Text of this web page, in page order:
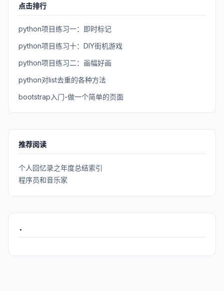
点击排行
python项目练习一：即时标记
python项目练习十：DIY街机游戏
python项目练习二：画幅好画
python对list去重的各种方法
bootstrap入门-做一个简单的页面
推荐阅读
个人回忆录之年度总结索引
程序员和音乐家
.